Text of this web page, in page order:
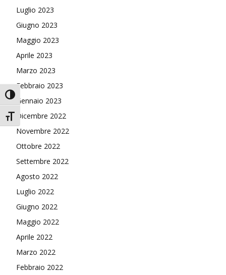
Attiva/disattiva alto contrasto
Attiva/disattiva dimensione testo
Luglio 2023
Giugno 2023
Maggio 2023
Aprile 2023
Marzo 2023
Febbraio 2023
Gennaio 2023
Dicembre 2022
Novembre 2022
Ottobre 2022
Settembre 2022
Agosto 2022
Luglio 2022
Giugno 2022
Maggio 2022
Aprile 2022
Marzo 2022
Febbraio 2022